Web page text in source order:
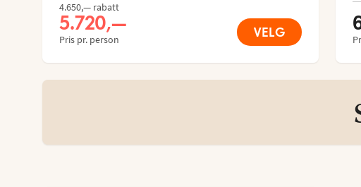
4.650,— rabatt
5.720,—
Pris pr. person VELG